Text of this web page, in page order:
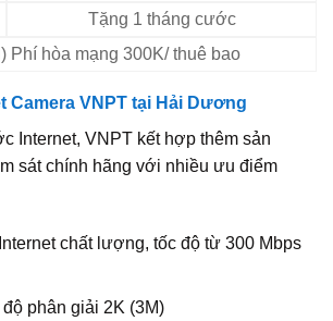
Tặng 1 tháng cước
Phí hòa mạng 300K/ thuê bao
Camera VNPT tại Hải Dương
Internet, VNPT kết hợp thêm sản
sát chính hãng với nhiều ưu điểm
chất lượng, tốc độ từ 300 Mbps
phân giải 2K (3M)